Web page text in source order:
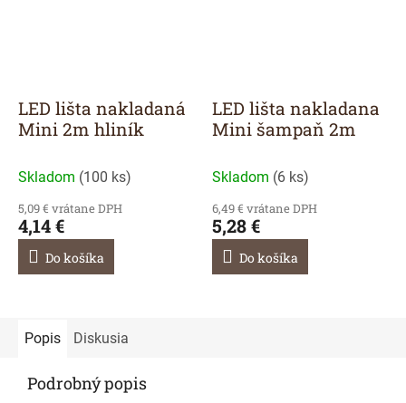
LED lišta nakladaná
Mini 2m hliník
Skladom (100 ks)
5,09 € vrátane DPH
4,14 €
Do košíka
LED lišta nakladana
Mini šampaň 2m
Skladom (6 ks)
6,49 € vrátane DPH
5,28 €
Do košíka
Popis Diskusia
Podrobný popis